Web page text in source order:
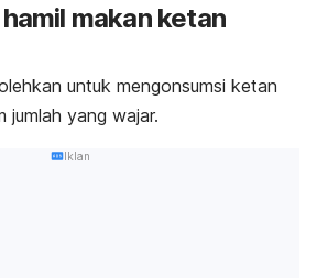
makan ketan
untuk mengonsumsi ketan
jumlah yang wajar.
Iklan